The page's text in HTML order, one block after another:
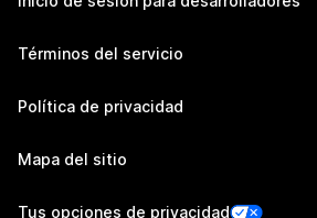
Términos del servicio
Política de privacidad
Mapa del sitio
Tus opciones de privacidad